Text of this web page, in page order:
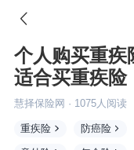

个人购买重疾
适合买重疾险
慧择保险网 · 1075人阅读
重疾险 防癌险